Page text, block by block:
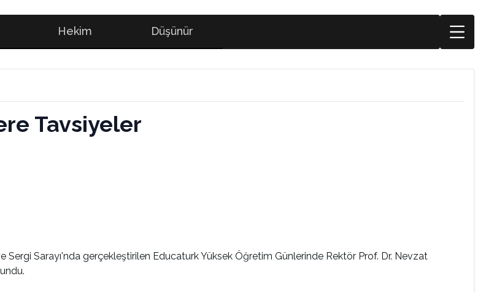
Hekim Düşünür
Tavsiyeler
Sergi Sarayı'nda gerçekleştirilen Educaturk Yüksek Öğretim Günlerinde Rektör Prof. Dr. Nevzat